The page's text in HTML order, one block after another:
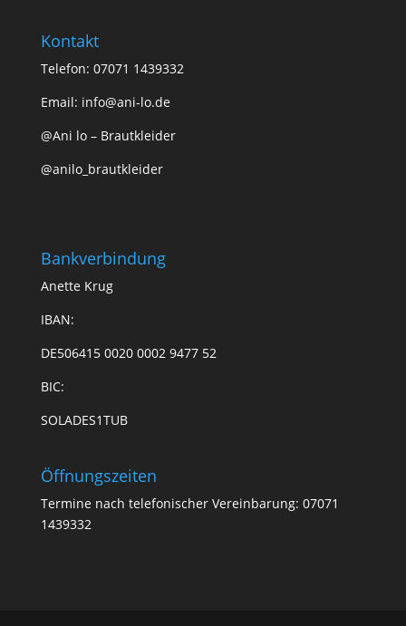
Kontakt
Telefon: 07071 1439332
Email: info@ani-lo.de
@Ani lo – Brautkleider
@anilo_brautkleider
Bankverbindung
Anette Krug
IBAN:
DE506415 0020 0002 9477 52
BIC:
SOLADES1TUB
Öffnungszeiten
Termine nach telefonischer Vereinbarung: 07071
1439332